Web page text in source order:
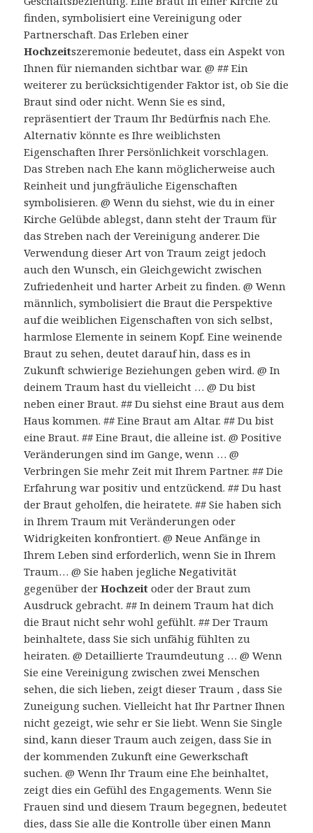
finden, symbolisiert eine Vereinigung oder
Partnerschaft. Das Erleben einer
Hochzeitszeremonie bedeutet, dass ein Aspekt von
Ihnen für niemanden sichtbar war. @ ## Ein
weiterer zu berücksichtigender Faktor ist, ob Sie die
Braut sind oder nicht. Wenn Sie es sind,
repräsentiert der Traum Ihr Bedürfnis nach Ehe.
Alternativ könnte es Ihre weiblichsten
Eigenschaften Ihrer Persönlichkeit vorschlagen.
Das Streben nach Ehe kann möglicherweise auch
Reinheit und jungfräuliche Eigenschaften
symbolisieren. @ Wenn du siehst, wie du in einer
Kirche Gelübde ablegst, dann steht der Traum für
das Streben nach der Vereinigung anderer. Die
Verwendung dieser Art von Traum zeigt jedoch
auch den Wunsch, ein Gleichgewicht zwischen
Zufriedenheit und harter Arbeit zu finden. @ Wenn
männlich, symbolisiert die Braut die Perspektive
auf die weiblichen Eigenschaften von sich selbst,
harmlose Elemente in seinem Kopf. Eine weinende
Braut zu sehen, deutet darauf hin, dass es in
Zukunft schwierige Beziehungen geben wird. @ In
deinem Traum hast du vielleicht … @ Du bist
neben einer Braut. ## Du siehst eine Braut aus dem
Haus kommen. ## Eine Braut am Altar. ## Du bist
eine Braut. ## Eine Braut, die alleine ist. @ Positive
Veränderungen sind im Gange, wenn … @
Verbringen Sie mehr Zeit mit Ihrem Partner. ## Die
Erfahrung war positiv und entzückend. ## Du hast
der Braut geholfen, die heiratete. ## Sie haben sich
in Ihrem Traum mit Veränderungen oder
Widrigkeiten konfrontiert. @ Neue Anfänge in
Ihrem Leben sind erforderlich, wenn Sie in Ihrem
Traum… @ Sie haben jegliche Negativität
gegenüber derHochzeit oder der Braut zum
Ausdruck gebracht. ## In deinem Traum hat dich
die Braut nicht sehr wohl gefühlt. ## Der Traum
beinhaltete, dass Sie sich unfähig fühlten zu
heiraten. @ Detaillierte Traumdeutung … @ Wenn
Sie eine Vereinigung zwischen zwei Menschen
sehen, die sich lieben, zeigt dieser Traum , dass Sie
Zuneigung suchen. Vielleicht hat Ihr Partner Ihnen
nicht gezeigt, wie sehr er Sie liebt. Wenn Sie Single
sind, kann dieser Traum auch zeigen, dass Sie in
der kommenden Zukunft eine Gewerkschaft
suchen. @ Wenn Ihr Traum eine Ehe beinhaltet,
zeigt dies ein Gefühl des Engagements. Wenn Sie
Frauen sind und diesem Traum begegnen, bedeutet
dies, dass Sie alle die Kontrolle über einen Mann